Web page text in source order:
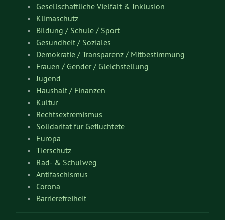
Gesellschaftliche Vielfalt & Inklusion
Klimaschutz
Bildung / Schule / Sport
Gesundheit / Soziales
Demokratie / Transparenz / Mitbestimmung
Frauen / Gender / Gleichstellung
Jugend
Haushalt / Finanzen
Kultur
Rechtsextremismus
Solidarität für Geflüchtete
Europa
Tierschutz
Rad- & Schulweg
Antifaschismus
Corona
Barrierefreiheit